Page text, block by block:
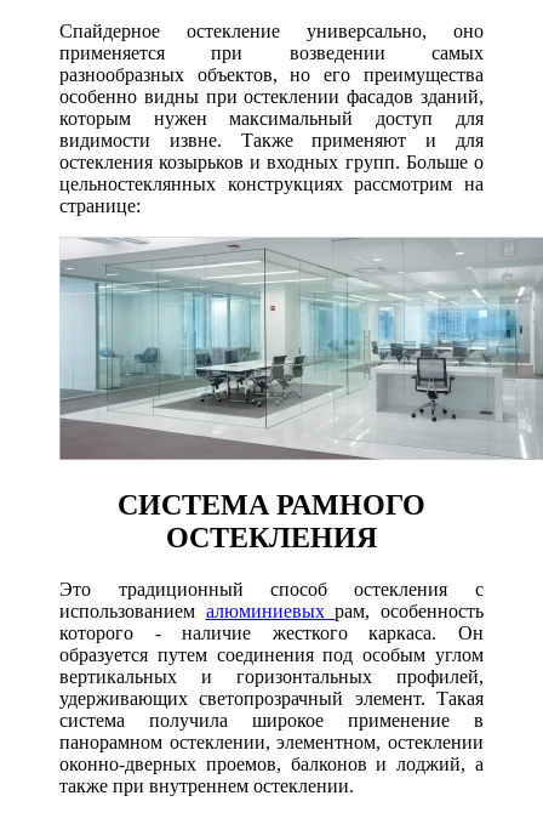
Спайдерное остекление универсально, оно
применяется при возведении самых
разнообразных объектов, но его преимущества
особенно видны при остеклении фасадов зданий,
которым нужен максимальный доступ для
видимости извне. Также применяют и для
остекления козырьков и входных групп. Больше о
цельностеклянных конструкциях рассмотрим на
странице:
СИСТЕМА РАМНОГО
ОСТЕКЛЕНИЯ
Это традиционный способ остекления с
использованием алюминиевыхрам, особенность
которого - наличие жесткого каркаса. Он
образуется путем соединения под особым углом
вертикальных и горизонтальных профилей,
удерживающих светопрозрачный элемент. Такая
система получила широкое применение в
панорамном остеклении, элементном, остеклении
оконно-дверных проемов, балконов и лоджий, а
также при внутреннем остеклении.